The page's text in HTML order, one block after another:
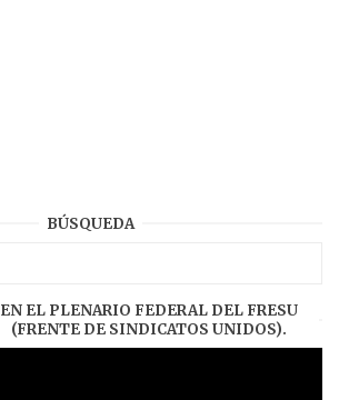
BÚSQUEDA
EN EL PLENARIO FEDERAL DEL FRESU
(FRENTE DE SINDICATOS UNIDOS).